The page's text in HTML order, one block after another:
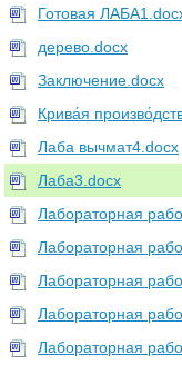
Готовая
дерево.docx
Заключение.docx
Крива́я
Лаба вычмат4.docx
Лаба3.docx
Лабораторная
Лабораторная
Лабораторная
Лабораторная
Лабораторная